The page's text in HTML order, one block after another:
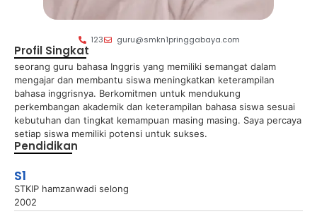
123 guru@smkn1pringgabaya.com
Profil Singkat
seorang guru bahasa Inggris yang memiliki semangat dalam
mengajar dan membantu siswa meningkatkan keterampilan
bahasa inggrisnya. Berkomitmen untuk mendukung
perkembangan akademik dan keterampilan bahasa siswa sesuai
kebutuhan dan tingkat kemampuan masing masing. Saya percaya
setiap siswa memiliki potensi untuk sukses.
Pendidikan
S1
STKIP hamzanwadi selong
2002